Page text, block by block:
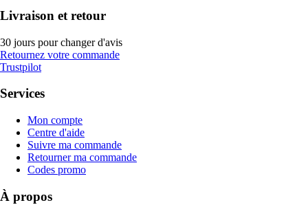
Livraison et retour
30 jours pour changer d'avis
Retournez votre commande
Trustpilot
Services
Mon compte
Centre d'aide
Suivre ma commande
Retourner ma commande
Codes promo
À propos